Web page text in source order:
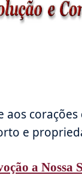
e
a Nossa